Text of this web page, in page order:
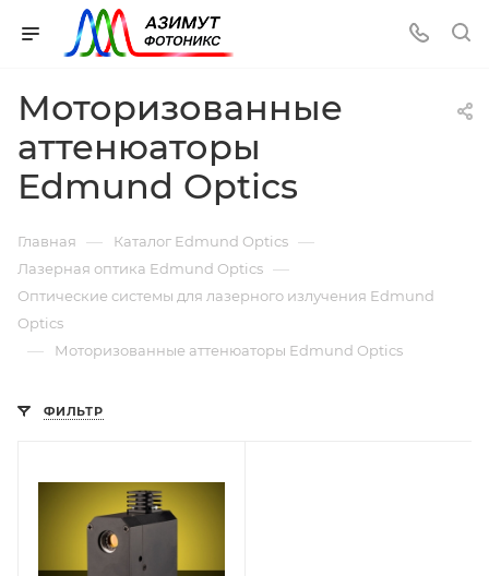
Моторизованные
аттенюаторы
Edmund Optics
Главная — Каталог Edmund Optics —
Лазерная оптика Edmund Optics —
Оптические системы для лазерного излучения Edmund
Optics
— Моторизованные аттенюаторы Edmund Optics
ФИЛЬТР